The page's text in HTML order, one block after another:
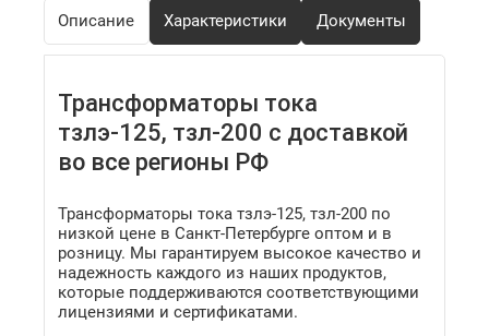
Описание Характеристики Документы
Трансформаторы тока
тзлэ-125, тзл-200 с доставкой
во все регионы РФ
Трансформаторы тока тзлэ-125, тзл-200 по
низкой цене в Санкт-Петербурге оптом и в
розницу. Мы гарантируем высокое качество и
надежность каждого из наших продуктов,
которые поддерживаются соответствующими
лицензиями и сертификатами.